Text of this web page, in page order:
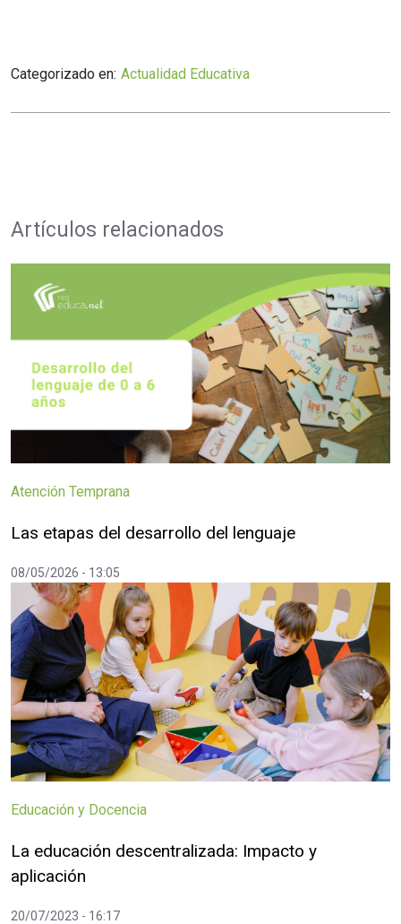
Categorizado en: Actualidad Educativa
Artículos relacionados
Atención Temprana
Las etapas del desarrollo del lenguaje
08/05/2026 - 13:05
Educación y Docencia
La educación descentralizada: Impacto y
aplicación
20/07/2023 - 16:17